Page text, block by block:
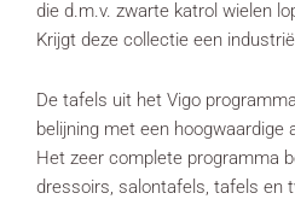
die d.m.v. zwarte katrol wielen
Krijgt deze collectie een
De tafels uit het Vigo
belijning met een hoogwaardige
Het zeer complete programma
dressoirs, salontafels, tafels en